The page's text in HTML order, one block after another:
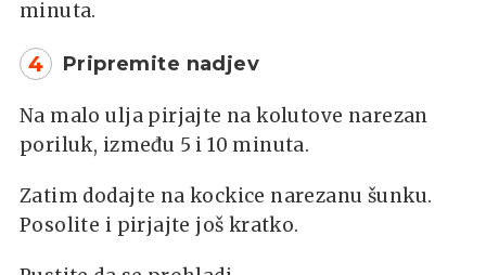
minuta.
4 Pripremite nadjev
Na malo ulja pirjajte na kolutove narezan
poriluk, između 5 i 10 minuta.
Zatim dodajte na kockice narezanu šunku.
Posolite i pirjajte još kratko.